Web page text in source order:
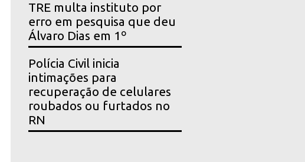
TRE multa instituto por
erro em pesquisa que deu
Álvaro Dias em 1º
Polícia Civil inicia
intimações para
recuperação de celulares
roubados ou furtados no
RN